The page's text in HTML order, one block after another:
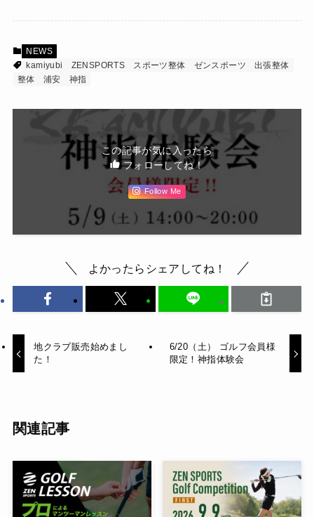
NEWS
kamiyubi
ZENSPORTS スポーツ整体 ゼンスポーツ
出張整体
整体
浦安 神指
この記事が気に入ったら
フォローしてね！
Follow Me
よかったらシェアしてね！
地クラブ販売始めまし
た！
6/20（土） ゴルフ会員様
限定！神指体験会
関連記事